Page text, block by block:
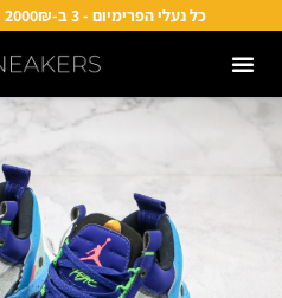
כל נעלי הפרימיום - 3 ב-2000₪ · נייק ואדידס - 3 ב-1200₪